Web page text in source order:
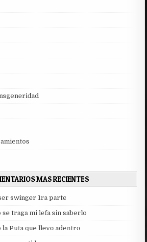
MAS RECIENTES
swinger 1ra parte
se traga mi lefa sin saberlo
la Puta que llevo adentro